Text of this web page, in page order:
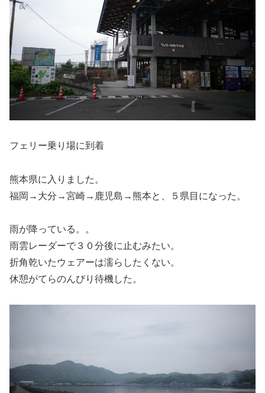
フェリー乗り場に到着
熊本県に入りました。
福岡→大分→宮崎→鹿児島→熊本と、５県目になった。
雨が降っている。。
雨雲レーダーで３０分後に止むみたい。
折角乾いたウェアーは濡らしたくない。
休憩がてらのんびり待機した。